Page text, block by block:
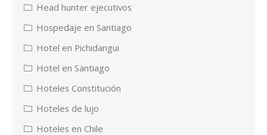
Head hunter ejecutivos
Hospedaje en Santiago
Hotel en Pichidangui
Hotel en Santiago
Hoteles Constitución
Hoteles de lujo
Hoteles en Chile